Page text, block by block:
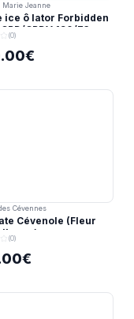
Marie Jeanne
ice ô lator Forbidden
CBDV 190/73u
(0)
Cévennes
Cévenole (Fleur
(0)